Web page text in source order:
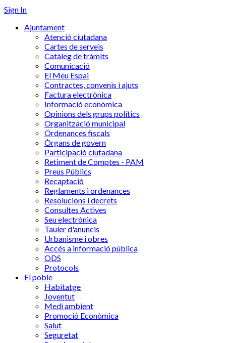
Sign In
Ajuntament
Atenció ciutadana
Cartes de serveis
Catàleg de tràmits
Comunicació
El Meu Espai
Contractes, convenis i ajuts
Factura electrònica
Informació econòmica
Opinions dels grups polítics
Organització municipal
Ordenances fiscals
Òrgans de govern
Participació ciutadana
Retiment de Comptes - PAM
Preus Públics
Recaptació
Reglaments i ordenances
Resolucions i decrets
Consultes Actives
Seu electrònica
Tauler d'anuncis
Urbanisme i obres
Accés a informació pública
ODS
Protocols
El poble
Habitatge
Joventut
Medi ambient
Promoció Econòmica
Salut
Seguretat